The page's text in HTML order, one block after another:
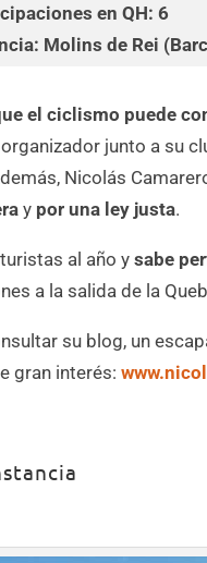
en QH: 6
Molins de Rei
el ciclismo puede
junto a su
Nicolás
y por una ley justa.
al año ysabe
a la salida de la
su blog, un
gran interés: